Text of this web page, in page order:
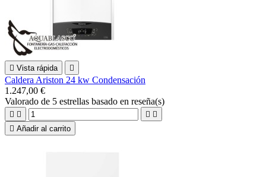
 Vista rápida 
Caldera Ariston 24 kw Condensación
1.247,00 €
Valorado de 5 estrellas basado en reseña(s)
   
 Añadir al carrito